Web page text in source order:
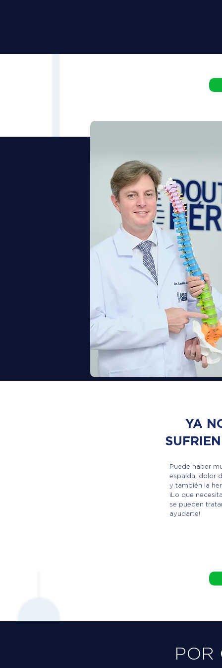
YA
Puede haber
espalda, dolor
y también la
¡Lo que
se pueden
ayudarte!
POR